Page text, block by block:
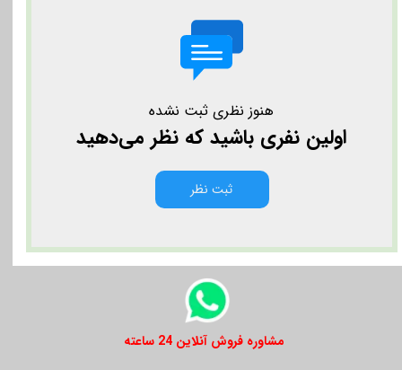
هنوز نظری ثبت نشده
اولین نفری باشید که نظر می‌دهید
ثبت نظر
​​مشاوره فروش آنلاین 24 ساعته